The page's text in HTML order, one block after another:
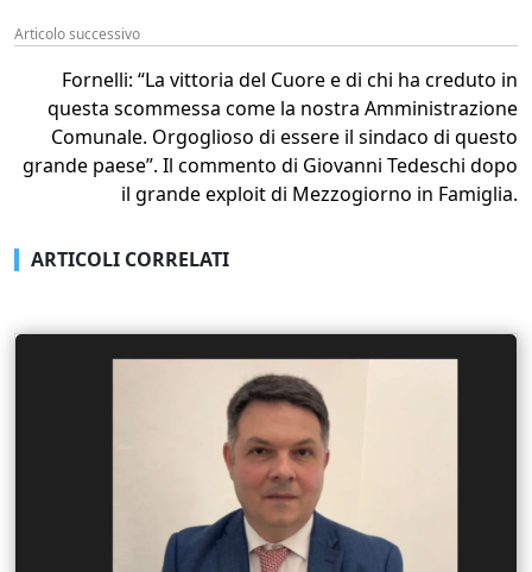
Articolo successivo
Fornelli: “La vittoria del Cuore e di chi ha creduto in
questa scommessa come la nostra Amministrazione
Comunale. Orgoglioso di essere il sindaco di questo
grande paese”. Il commento di Giovanni Tedeschi dopo
il grande exploit di Mezzogiorno in Famiglia.
ARTICOLI CORRELATI